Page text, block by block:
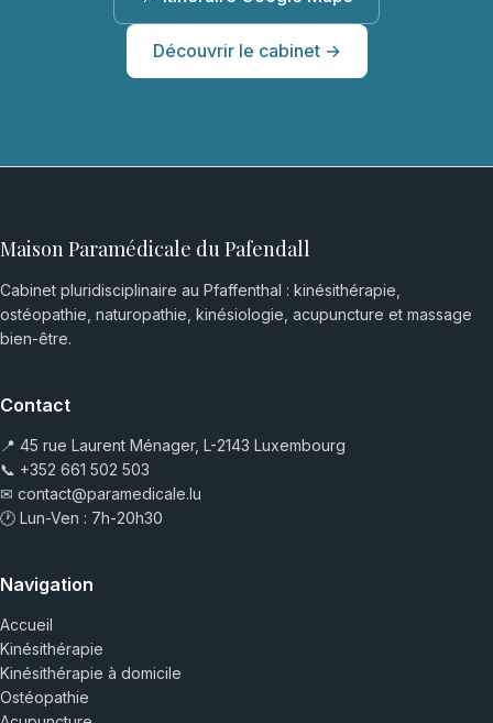
Découvrir le cabinet →
Maison Paramédicale du Pafendall
Cabinet pluridisciplinaire au Pfaffenthal : kinésithérapie,
ostéopathie, naturopathie, kinésiologie, acupuncture et massage
bien-être.
Contact
📍 45 rue Laurent Ménager, L-2143 Luxembourg
📞 +352 661 502 503
✉ contact@paramedicale.lu
🕐 Lun-Ven : 7h-20h30
Navigation
Accueil
Kinésithérapie
Kinésithérapie à domicile
Ostéopathie